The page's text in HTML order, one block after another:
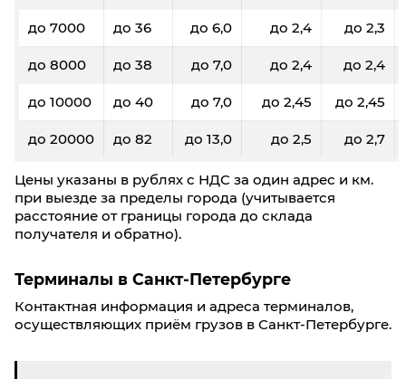
до 7000 до 36 до 6,0 до 2,4 до 2,3
до 8000 до 38 до 7,0 до 2,4 до 2,4
до 10000 до 40 до 7,0 до 2,45 до 2,45
до 20000 до 82 до 13,0 до 2,5 до 2,7
Цены указаны в рублях с НДС за один адрес и км.
при выезде за пределы города (учитывается
расстояние от границы города до склада
получателя и обратно).
Терминалы в Санкт-Петербурге
Контактная информация и адреса терминалов,
осуществляющих приём грузов в Санкт-Петербурге.